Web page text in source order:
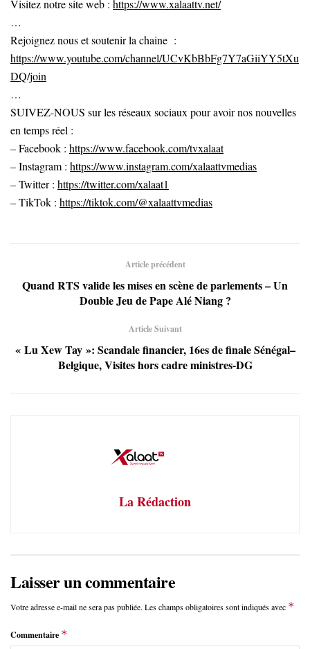
Visitez notre site web : https://www.xalaattv.net/
…
Rejoignez nous et soutenir la chaine :
https://www.youtube.com/channel/UCvKbBbFg7Y7aGiiYY5tXu
DQ/join
…
SUIVEZ-NOUS sur les réseaux sociaux pour avoir nos nouvelles
en temps réel :
– Facebook : https://www.facebook.com/tvxalaat
– Instagram : https://www.instagram.com/xalaattvmedias
– Twitter : https://twitter.com/xalaat1
– TikTok : https://tiktok.com/@xalaattvmedias
Article précédent
Quand RTS valide les mises en scène de parlements – Un
Double Jeu de Pape Alé Niang ?
Article Suivant
« Lu Xew Tay »: Scandale financier, 16es de finale Sénégal–
Belgique, Visites hors cadre ministres-DG
La Rédaction
Laisser un commentaire
Votre adresse e-mail ne sera pas publiée. Les champs obligatoires sont indiqués avec *
Commentaire *